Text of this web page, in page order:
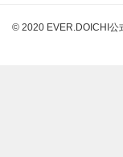
© 2020 EVER.DOICHI公